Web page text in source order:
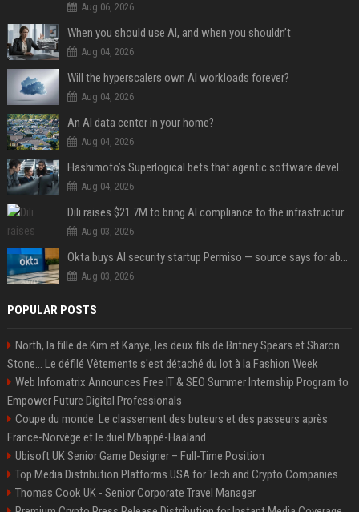
Aug 06, 2026
When you should use AI, and when you shouldn’t
Aug 04, 2026
Will the hyperscalers own AI workloads forever?
Aug 04, 2026
An AI data center in your home?
Aug 04, 2026
Hashimoto’s Superlogical bets that agentic software development needs more than a better terminal
Aug 04, 2026
Dili raises $21.7M to bring AI compliance to the infrastructure boom
Aug 03, 2026
Okta buys AI security startup Permiso — source says for about $200M
Aug 03, 2026
POPULAR POSTS
North, la fille de Kim et Kanye, les deux fils de Britney Spears et Sharon
Stone... Le défilé Vêtements s'est détaché du lot à la Fashion Week
Web Infomatrix Announces Free IT & SEO Summer Internship Program to
Empower Future Digital Professionals
Coupe du monde. Le classement des buteurs et des passeurs après
France-Norvège et le duel Mbappé-Haaland
Ubisoft UK Senior Game Designer – Full-Time Position
Top Media Distribution Platforms USA for Tech and Crypto Companies
Thomas Cook UK - Senior Corporate Travel Manager